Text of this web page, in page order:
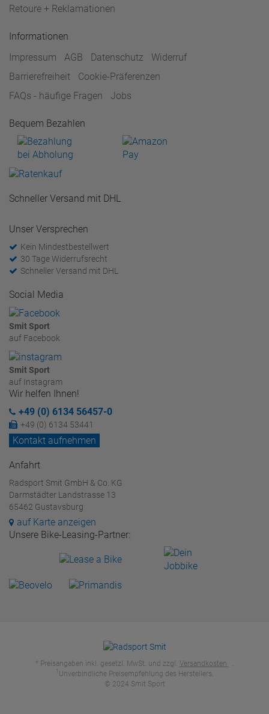
Retoure + Reklamationen
Informationen
Impressum
AGB Datenschutz
Widerruf
Barrierefreiheit
Cookie-Präferenzen
FAQs - häufige Fragen
Jobs
Bequem Bezahlen
Schneller Versand mit DHL
Unser Versprechen
Kein Mindestbestellwert
30 Tage Widerrufsrecht
Schneller Versand mit DHL
Social Media
Smit Sport
auf Facebook
Smit Sport
auf Instagram
Wir helfen Ihnen!
+49 (0) 6134 56457-0
+49 (0) 6134 53441
Kontakt aufnehmen
Anfahrt
Radsport Smit GmbH & Co. KG
Darmstädter Landstrasse 13
65462 Gustavsburg
auf Karte anzeigen
Unsere Bike-Leasing-Partner:
* Preisangaben inkl. gesetzl. MwSt. und zzgl. Versandkosten .
1 Unverbindliche Preisempfehlung des Herstellers.
© 2024 Smit Sport